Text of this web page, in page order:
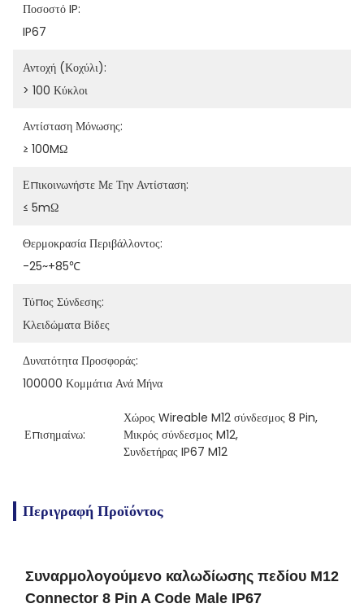
Ποσοστό IP:
IP67
Αντοχή (κοχύλι):
> 100 Κύκλοι
Αντίσταση Μόνωσης:
≥ 100MΩ
Επικοινωνήστε Με Την Αντίσταση:
≤ 5mΩ
Θερμοκρασία Περιβάλλοντος:
-25~+85℃
Τύπος Σύνδεσης:
Κλειδώματα Βίδες
Δυνατότητα Προσφοράς:
100000 Κομμάτια Ανά Μήνα
Επισημαίνω:
Χώρος Wireable M12 σύνδεσμος 8 Pin,
Μικρός σύνδεσμος M12,
Συνδετήρας IP67 M12
Περιγραφή Προϊόντος
Συναρμολογούμενο καλωδίωσης πεδίου M12
Connector 8 Pin A Code Male IP67